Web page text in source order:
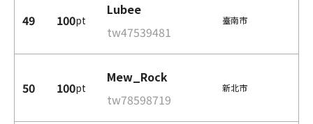
49 100pt
Lubee
tw47539481
臺南市
50 100pt
Mew_Rock
tw78598719
新北市